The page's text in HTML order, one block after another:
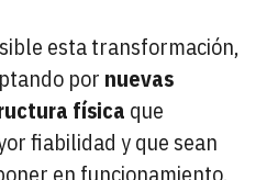
esta transformación,
por nuevas
física que
fiabilidad y que sean
en funcionamiento.